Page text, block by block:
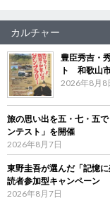
カルチャー
豊臣秀吉・
ト 和歌山
2026年8月8
旅の思い出を五・七・五
ンテスト」を開催
2026年8月7日
東野圭吾が選んだ「記憶
読者参加型キャンペーン
2026年8月7日